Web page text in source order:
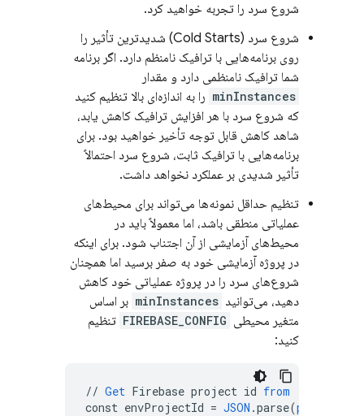
شروع سرد را تجربه خواهید کرد.
شروع سرد (Cold Starts) شدیدترین تأثیر را
روی برنامه‌هایی با ترافیک نامنظم دارد. اگر برنامه
شما ترافیک نامنظمی دارد و مقدار
minInstances را به اندازه‌ای بالا تنظیم کنید
که شروع سرد با هر افزایش ترافیک کاهش یابد،
شاهد کاهش قابل توجه تأخیر خواهید بود. برای
برنامه‌هایی با ترافیک ثابت، شروع سرد احتمالاً
تأثیر شدیدی بر عملکرد نخواهد داشت.
تنظیم حداقل نمونه‌ها می‌تواند برای محیط‌های
عملیاتی منطقی باشد، اما معمولاً باید در
محیط‌های آزمایشی از آن اجتناب شود. برای اینکه
در پروژه آزمایشی خود به صفر برسید اما همچنان
شروع‌های سرد را در پروژه عملیاتی خود کاهش
دهید، می‌توانید minInstances بر اساس
متغیر محیطی FIREBASE_CONFIG تنظیم
کنید:
// Get Firebase project id from
const envProjectId = JSON .parse(process